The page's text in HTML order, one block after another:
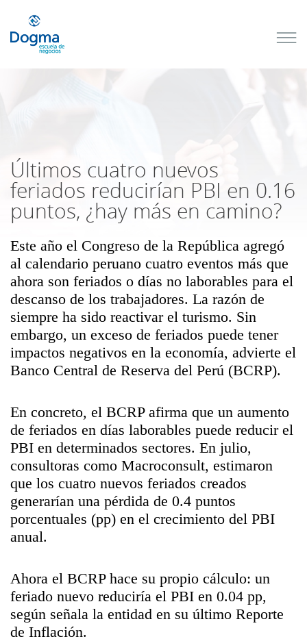
Últimos cuatro nuevos
feriados reducirían PBI en 0.16
puntos, ¿hay más en camino?
Este año el Congreso de la República agregó
al calendario peruano cuatro eventos más que
ahora son feriados o días no laborables para el
descanso de los trabajadores. La razón de
siempre ha sido reactivar el turismo. Sin
embargo, un exceso de feriados puede tener
impactos negativos en la economía, advierte el
Banco Central de Reserva del Perú (BCRP).
En concreto, el BCRP afirma que un aumento
de feriados en días laborables puede reducir el
PBI en determinados sectores. En julio,
consultoras como Macroconsult, estimaron
que los cuatro nuevos feriados creados
generarían una pérdida de 0.4 puntos
porcentuales (pp) en el crecimiento del PBI
anual.
Ahora el BCRP hace su propio cálculo: un
feriado nuevo reduciría el PBI en 0.04 pp,
según señala la entidad en su último Reporte
de Inflación.
próximos
Más Cursos